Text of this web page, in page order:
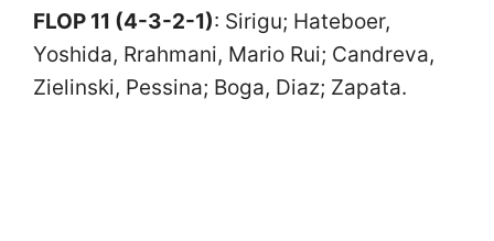
FLOP 11 (4-3-2-1): Sirigu; Hateboer,
Yoshida, Rrahmani, Mario Rui; Candreva,
Zielinski, Pessina; Boga, Diaz; Zapata.